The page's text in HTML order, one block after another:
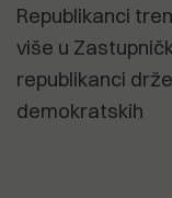
Republikanci
više u
republikanci
demokratskih